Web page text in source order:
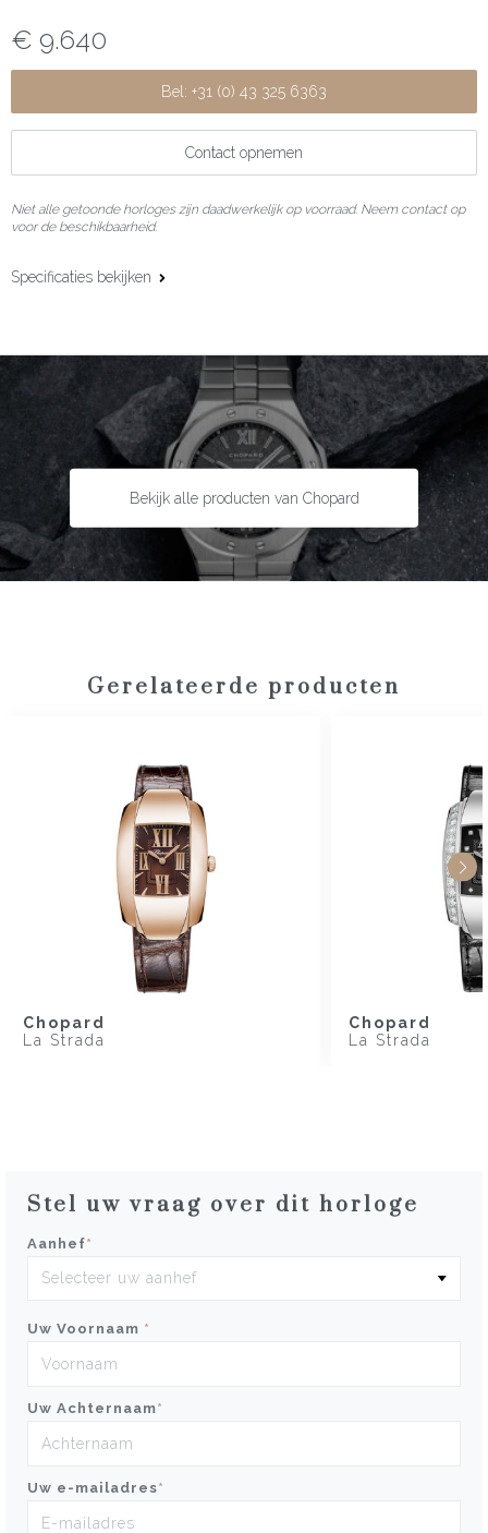
€ 9.640
Bel: +31 (0) 43 325 6363
Contact opnemen
Niet alle getoonde horloges zijn daadwerkelijk op voorraad. Neem contact op
voor de beschikbaarheid.
Specificaties bekijken
Quartz
Complicaties:
Datumfunctie
Kastmateriaal:
Staal met 18 karaat roségoud
Lunette:
18 karaat roségoud
Bandmateriaal:
Garantie:
2 jaar
Bekijk alle producten van Chopard
Gerelateerde producten
Chopard
La Strada
Chopard
La Strada
Stel uw vraag over dit horloge
Aanhef*
Uw Voornaam *
Uw Achternaam*
Uw e-mailadres*